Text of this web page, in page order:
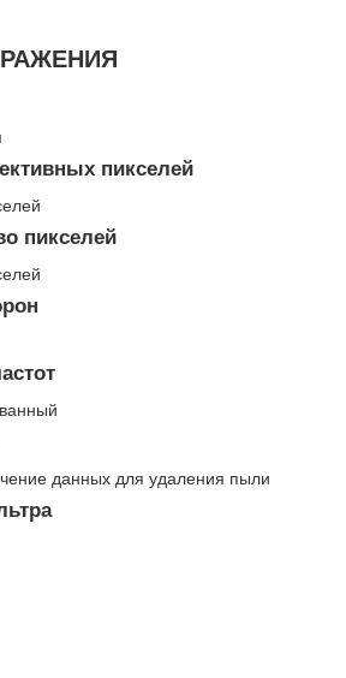
пикселей
пикселей
данных для удаления пыли